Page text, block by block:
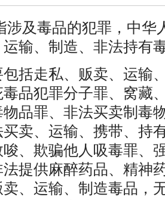
涉及毒品的犯罪，中华
输、制造、非法持有
括走私、贩卖、运输
品犯罪分子罪、窝藏
品罪、非法买卖制毒
卖、运输、携带、持
、欺骗他人吸毒罪、
法提供麻醉药品、精神
、运输、制造毒品，